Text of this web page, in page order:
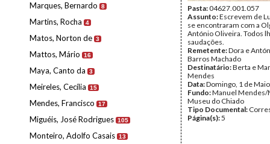
Marques, Bernardo 8
Martins, Rocha 4
Matos, Norton de 3
Mattos, Mário 16
Maya, Canto da 3
Meireles, Cecília 15
Mendes, Francisco 17
Miguéis, José Rodrigues 105
Monteiro, Adolfo Casais 13
Pasta:04627.001.057
Assunto:Escrevem de
se encontraram com a
António Oliveira. Todos
saudações.
Remetente:Dora e
Barros Machado
Destinatário:Berta e
Mendes
Data:Domingo, 1 de
Fundo:Manuel Mendes/
Museu do Chiado
Tipo Documental:
Página(s):5